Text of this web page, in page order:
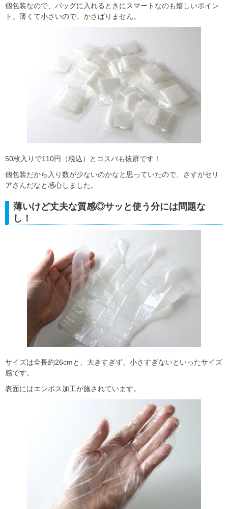
個包装なので、バッグに入れるときにスマートなのも嬉しいポイン
ト。薄くて小さいので、かさばりません。
50枚入りで110円（税込）とコスパも抜群です！
個包装だから入り数が少ないのかなと思っていたので、さすがセリ
アさんだなと感心しました。
薄いけど丈夫な質感◎サッと使う分には問題な
し！
サイズは全長約26cmと、大きすぎず、小さすぎないといったサイズ
感です。
表面にはエンボス加工が施されています。